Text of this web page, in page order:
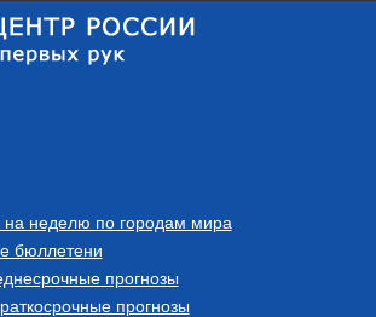
на неделю по городам мира
бюллетени
прогнозы
прогнозы